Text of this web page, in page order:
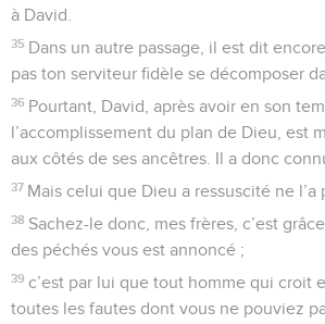
à David.
35 Dans un autre passage, il est dit
pas ton serviteur fidèle se décomposer
36 Pourtant, David, après avoir en son
l’accomplissement du plan de Dieu, est
aux côtés de ses ancêtres. Il a donc
37 Mais celui que Dieu a ressuscité ne l’a
38 Sachez-le donc, mes frères, c’est
des péchés vous est annoncé ;
39 c’est par lui que tout homme qui croit
toutes les fautes dont vous ne pouviez